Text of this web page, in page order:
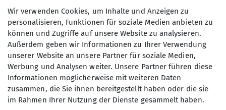
Frauenwandergruppe 1
Wir wandern regelmäßig zwischen 16
und 18 Kilometer - die Teilnahme für
Mitglieder ist kostenfrei
Service
Wir verwenden Cookies, um Inhalte und Anzeigen zu
personalisieren, Funktionen für soziale Medien anbieten zu
können und Zugriffe auf unsere Website zu analysieren.
Außerdem geben wir Informationen zu Ihrer Verwendung
unserer Website an unsere Partner für soziale Medien,
Werbung und Analysen weiter. Unsere Partner führen diese
Informationen möglicherweise mit weiteren Daten
zusammen, die Sie ihnen bereitgestellt haben oder die sie
im Rahmen Ihrer Nutzung der Dienste gesammelt haben.